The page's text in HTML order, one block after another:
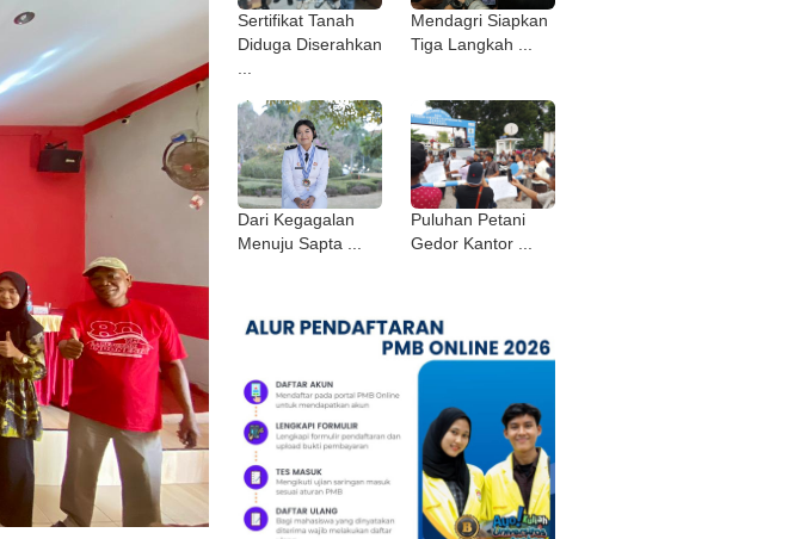
Sertifikat Tanah
Diduga Diserahkan
...
Mendagri Siapkan
Tiga Langkah ...
Dari Kegagalan
Menuju Sapta ...
Puluhan Petani
Gedor Kantor ...